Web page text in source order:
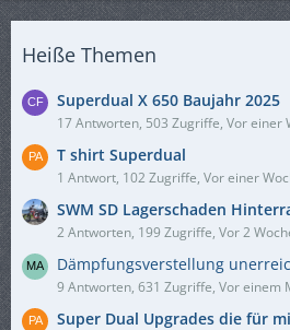
Heiße Themen
Superdual X 650 Baujahr 2025
17 Antworten, 503 Zugriffe, Vor einer
T shirt Superdual
1 Antwort, 102 Zugriffe, Vor einer
SWM SD Lagerschaden
2 Antworten, 199 Zugriffe, Vor 2
Dämpfungsverstellung
9 Antworten, 631 Zugriffe, Vor einem
Super Dual Upgrades die für